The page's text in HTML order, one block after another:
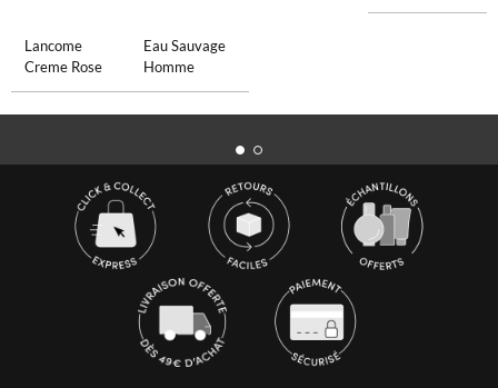
Lancome
Creme Rose
Eau Sauvage
Homme